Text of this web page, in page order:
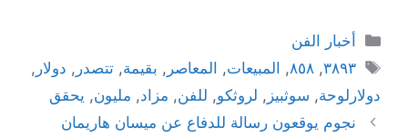
التصنيفات
أخبار الفن
الوسوم
٣٨٩٣, ٨٥٨, المبيعات, المعاصر , بقيمة,تتصدر , دولار ,
دولارلوحة, سوثبيز , لروثكو, للفن, مزاد, مليون, يحقق
نجوم يوقعون رسالة للدفاع عن ميسان هاريمان